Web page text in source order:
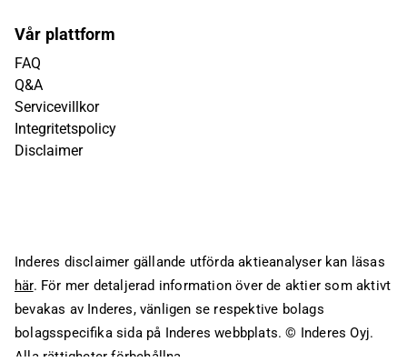
Vår plattform
FAQ
Q&A
Servicevillkor
Integritetspolicy
Disclaimer
Inderes disclaimer gällande utförda aktieanalyser kan läsas
här. För mer detaljerad information över de aktier som aktivt
bevakas av Inderes, vänligen se respektive bolags
bolagsspecifika sida på Inderes webbplats. © Inderes Oyj.
Alla rättigheter förbehållna.